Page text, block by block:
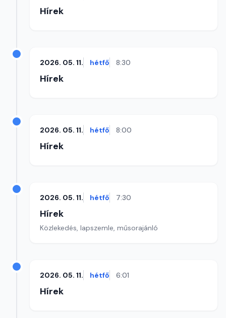
Hírek
2026. 05. 11. hétfő 8:30
Hírek
2026. 05. 11. hétfő 8:00
Hírek
2026. 05. 11. hétfő 7:30
Hírek
Közlekedés, lapszemle, műsorajánló
2026. 05. 11. hétfő 6:01
Hírek